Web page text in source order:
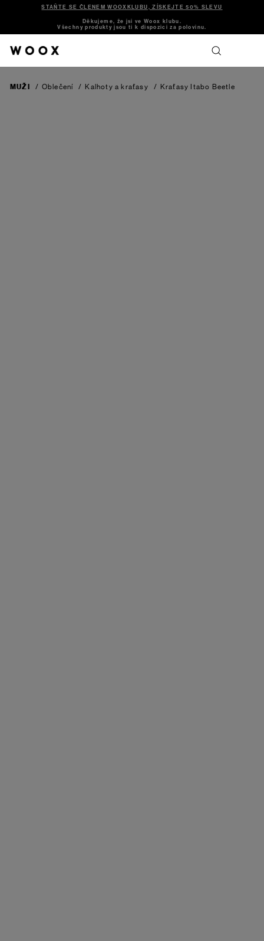
STAŇTE SE ČLENEM WOOXKLUBU, ZÍSKEJTE 50% SLEVU
Děkujeme, že jsi ve Woox klubu.
Všechny produkty jsou ti k dispozici za polovinu.
MUŽI / Oblečení / Kalhoty a kraťasy / Kraťasy Itabo Beetle